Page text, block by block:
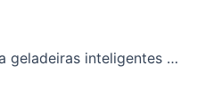
Brastemp lança geladeiras inteligentes com visual moderno e IA